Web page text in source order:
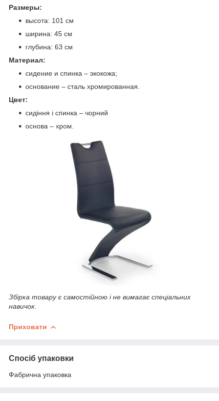
Размеры:
высота: 101 см
ширина: 45 см
глубина: 63 см
Материал:
сидение и спинка – экокожа;
основание – сталь хромированная.
Цвет:
сидіння і спинка – чорний
основа – хром.
Збірка товару є самостійною і не вимагає спеціальних
навичок.
Приховати
Спосіб упаковки
Фабрична упаковка